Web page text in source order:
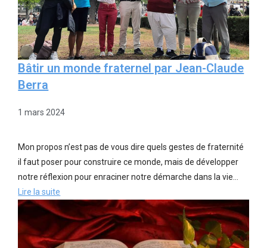
Bâtir un monde fraternel par Jean-Claude
Berra
1 mars 2024
Mon propos n’est pas de vous dire quels gestes de fraternité
il faut poser pour construire ce monde, mais de développer
notre réflexion pour enraciner notre démarche dans la vie…
Lire la suite